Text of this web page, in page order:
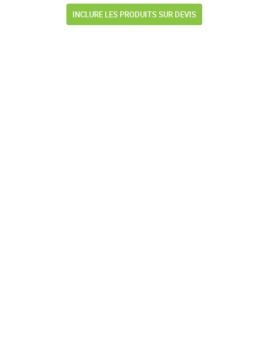
INCLURE LES PRODUITS SUR DEVIS